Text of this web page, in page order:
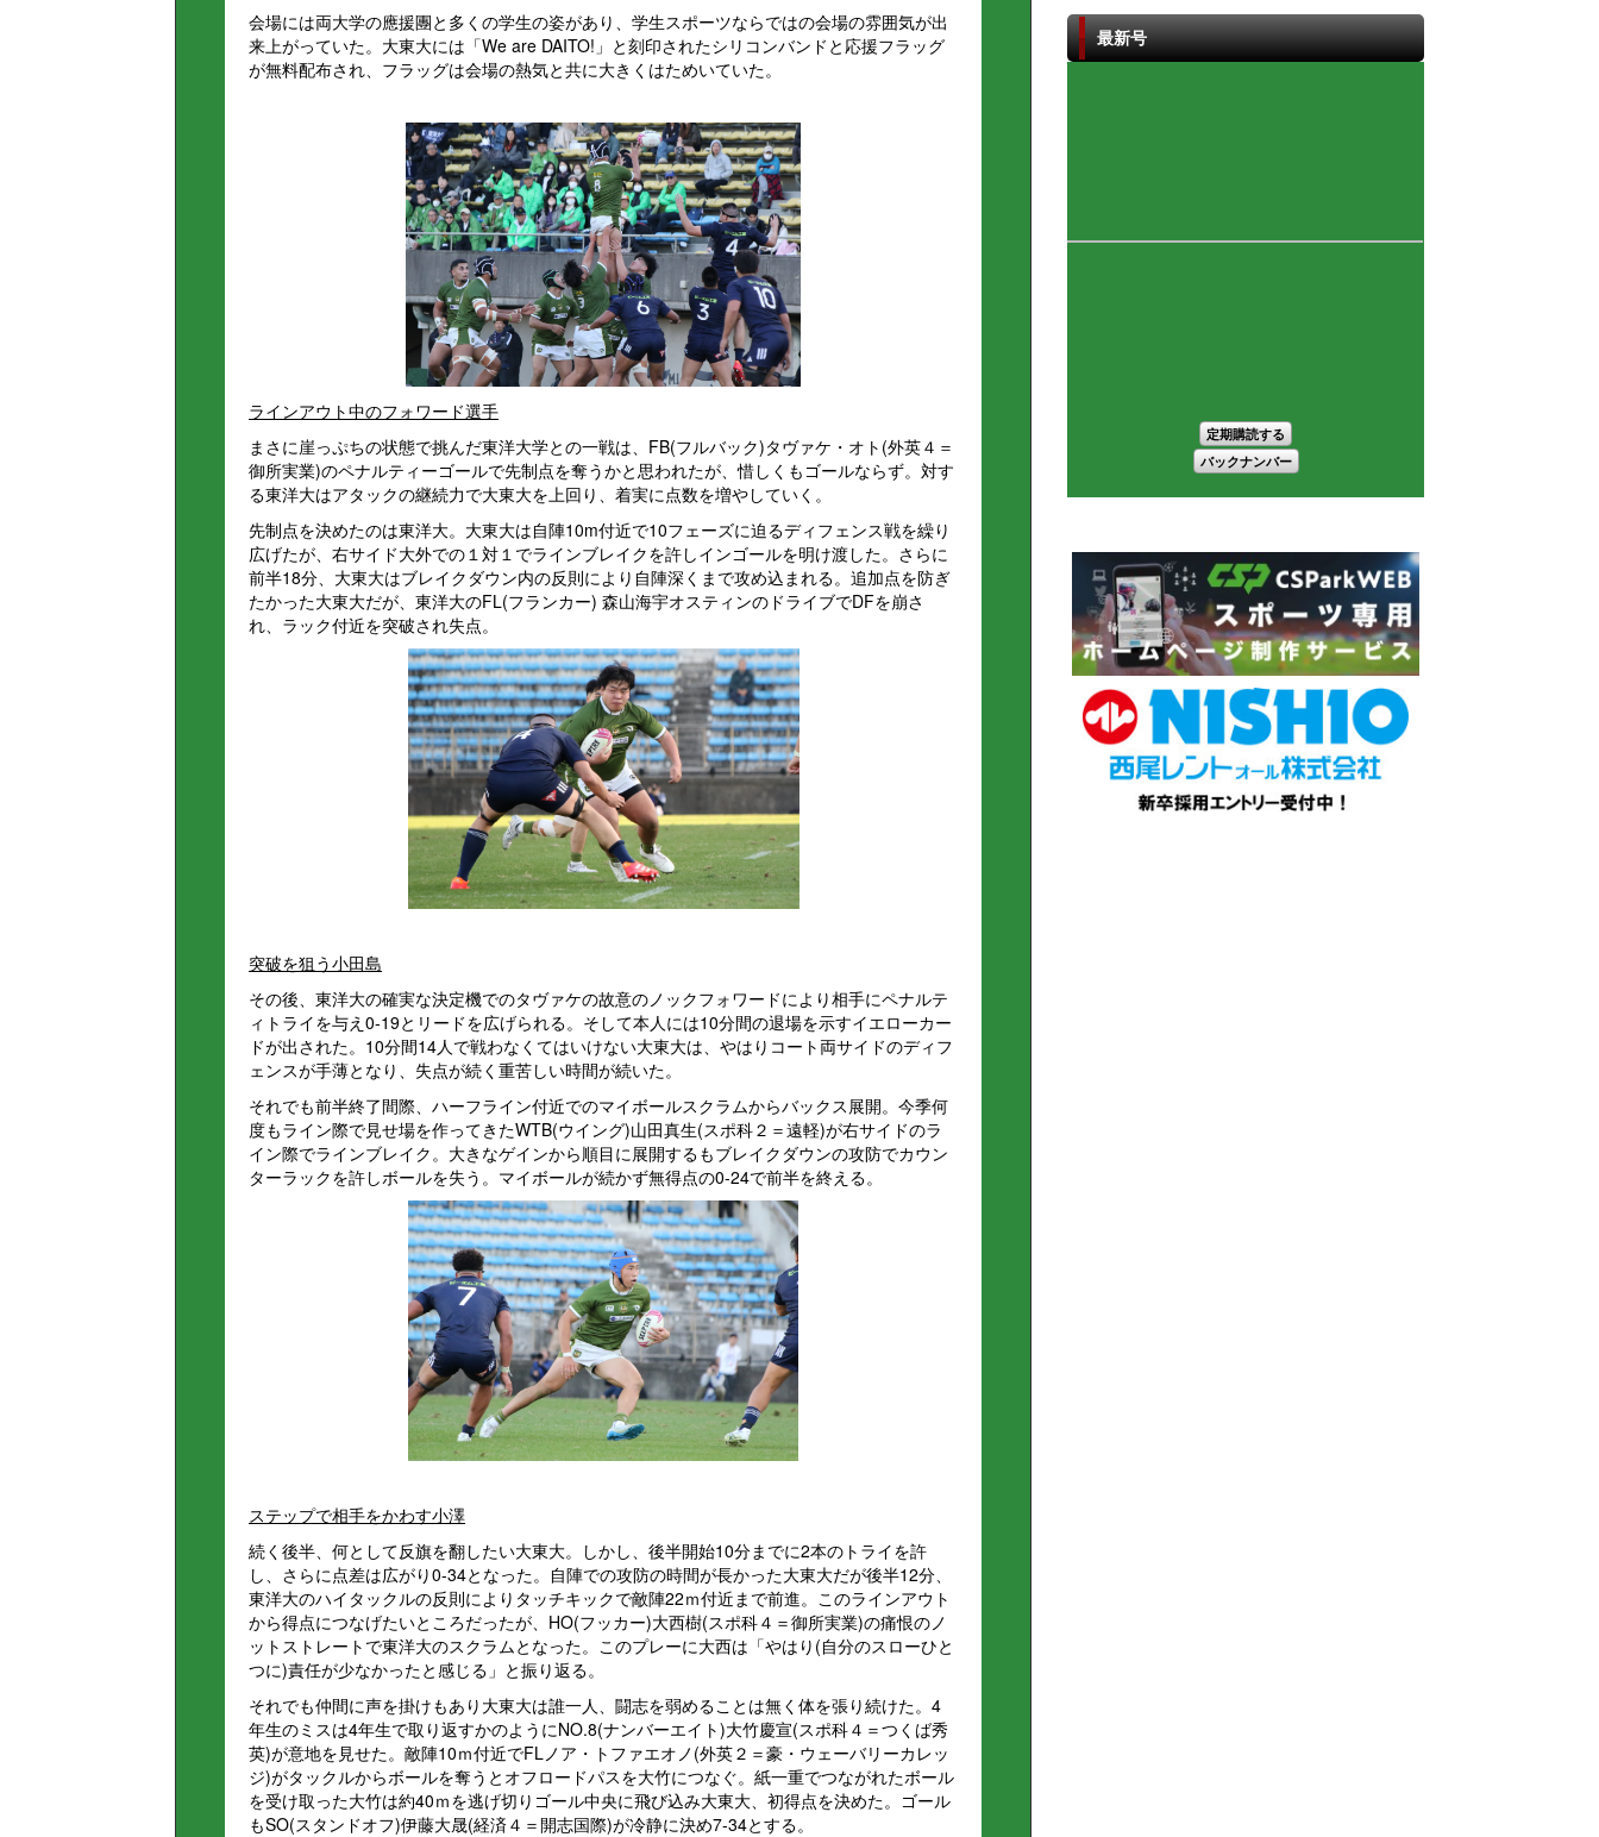
会場には両大学の應援團と多くの学生の姿があり、学生スポーツならではの会場の雰囲気が出
来上がっていた。大東大には「We are DAITO!」と刻印されたシリコンバンドと応援フラッグ
が無料配布され、フラッグは会場の熱気と共に大きくはためいていた。
ラインアウト中のフォワード選手
まさに崖っぷちの状態で挑んだ東洋大学との一戦は、FB(フルバック)タヴァケ・オト(外英４＝
御所実業)のペナルティーゴールで先制点を奪うかと思われたが、惜しくもゴールならず。対す
る東洋大はアタックの継続力で大東大を上回り、着実に点数を増やしていく。
先制点を決めたのは東洋大。大東大は自陣10m付近で10フェーズに迫るディフェンス戦を繰り
広げたが、右サイド大外での１対１でラインブレイクを許しインゴールを明け渡した。さらに
前半18分、大東大はブレイクダウン内の反則により自陣深くまで攻め込まれる。追加点を防ぎ
たかった大東大だが、東洋大のFL(フランカー) 森山海宇オスティンのドライブでDFを崩さ
れ、ラック付近を突破され失点。
突破を狙う小田島
その後、東洋大の確実な決定機でのタヴァケの故意のノックフォワードにより相手にペナルテ
ィトライを与え0-19とリードを広げられる。そして本人には10分間の退場を示すイエローカー
ドが出された。10分間14人で戦わなくてはいけない大東大は、やはりコート両サイドのディフ
ェンスが手薄となり、失点が続く重苦しい時間が続いた。
それでも前半終了間際、ハーフライン付近でのマイボールスクラムからバックス展開。今季何
度もライン際で見せ場を作ってきたWTB(ウイング)山田真生(スポ科２＝遠軽)が右サイドのラ
イン際でラインブレイク。大きなゲインから順目に展開するもブレイクダウンの攻防でカウン
ターラックを許しボールを失う。マイボールが続かず無得点の0-24で前半を終える。
ステップで相手をかわす小澤
続く後半、何として反旗を翻したい大東大。しかし、後半開始10分までに2本のトライを許
し、さらに点差は広がり0-34となった。自陣での攻防の時間が長かった大東大だが後半12分、
東洋大のハイタックルの反則によりタッチキックで敵陣22ｍ付近まで前進。このラインアウト
から得点につなげたいところだったが、HO(フッカー)大西樹(スポ科４＝御所実業)の痛恨のノ
ットストレートで東洋大のスクラムとなった。このプレーに大西は「やはり(自分のスローひと
つに)責任が少なかったと感じる」と振り返る。
それでも仲間に声を掛けもあり大東大は誰一人、闘志を弱めることは無く体を張り続けた。4
年生のミスは4年生で取り返すかのようにNO.8(ナンバーエイト)大竹慶宣(スポ科４＝つくば秀
英)が意地を見せた。敵陣10ｍ付近でFLノア・トファエオノ(外英２＝豪・ウェーバリーカレッ
ジ)がタックルからボールを奪うとオフロードパスを大竹につなぐ。紙一重でつながれたボール
を受け取った大竹は約40ｍを逃げ切りゴール中央に飛び込み大東大、初得点を決めた。ゴール
もSO(スタンドオフ)伊藤大晟(経済４＝開志国際)が冷静に決め7-34とする。
最新号
定期購読する
バックナンバー